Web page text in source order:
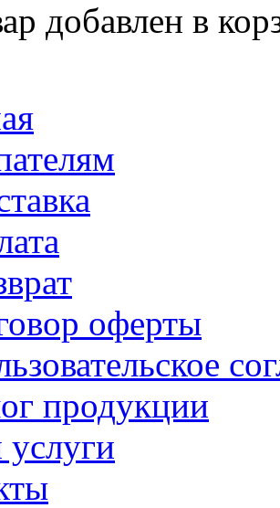
добавлен в
оферты
продукции